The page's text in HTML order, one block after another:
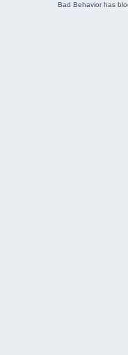
Bad Behaviorhas